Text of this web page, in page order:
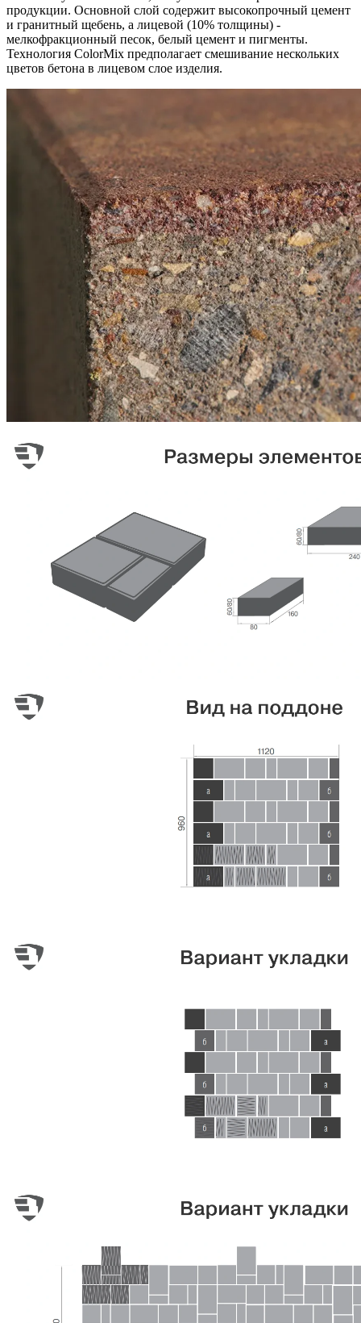
продукции. Основной слой содержит высокопрочный цемент
и гранитный щебень, а лицевой (10% толщины) -
мелкофракционный песок, белый цемент и пигменты.
Технология ColorMix предполагает смешивание нескольких
цветов бетона в лицевом слое изделия.